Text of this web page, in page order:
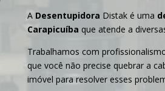
A Desentupidora Distak é uma
Carapicuíba que atende a
Trabalhamos com
que você não precise quebrar a
imóvel para resolver esses